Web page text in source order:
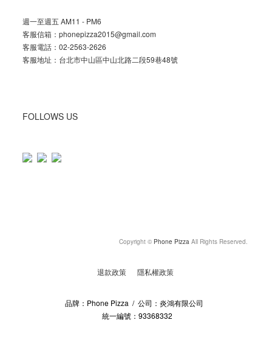
週一至週五 AM11 - PM6
客服信箱：phonepizza2015@gmail.com
客服電話：02-2563-2626
客服地址：台北市中山區中山北路二段59巷48號
FOLLOWS US
Copyright © Phone Pizza All Rights Reserved.
退款政策 隱私權政策
品牌：Phone Pizza / 公司：炎鴻有限公司
統一編號：93368332